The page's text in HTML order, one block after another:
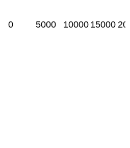
0 5000 10000 15000